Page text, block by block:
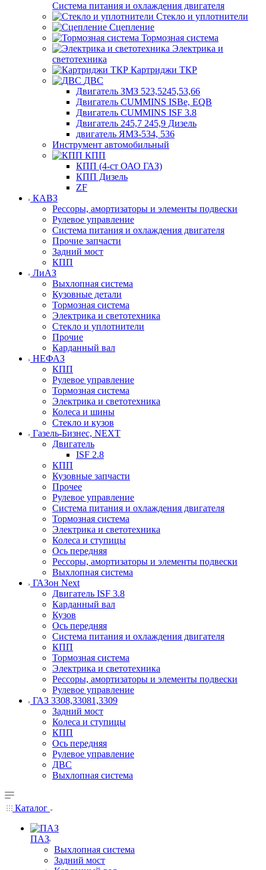
Система питания и охлаждения двигателя
Стекло и уплотнители
Сцепление
Тормозная система
Электрика и
светотехника
Картриджи ТКР
ДВС
Двигатель ЗМЗ 523,5245,53,66
Двигатель CUMMINS ISBe, EQB
Двигатель CUMMINS ISF 3.8
Двигатель 245,7 245,9 Дизель
двигатель ЯМЗ-534, 536
Инструмент автомобильный
КПП
КПП (4-ст ОАО ГАЗ)
КПП Дизель
ZF
КАВЗ
Рессоры, амортизаторы и элементы подвески
Рулевое управление
Система питания и охлаждения двигателя
Прочие запчасти
Задний мост
КПП
ЛиАЗ
Выхлопная система
Кузовные детали
Тормозная система
Электрика и светотехника
Стекло и уплотнители
Прочие
Карданный вал
НЕФАЗ
КПП
Рулевое управление
Тормозная система
Электрика и светотехника
Колеса и шины
Стекло и кузов
Газель-Бизнес, NEXT
Двигатель
ISF 2.8
КПП
Кузовные запчасти
Прочее
Рулевое управление
Система питания и охлаждения двигателя
Тормозная система
Электрика и светотехника
Колеса и ступицы
Ось передняя
Рессоры, амортизаторы и элементы подвески
Выхлопная система
ГАЗон Next
Двигатель ISF 3.8
Карданный вал
Кузов
Ось передняя
Система питания и охлаждения двигателя
КПП
Тормозная система
Электрика и светотехника
Рессоры, амортизаторы и элементы подвески
Рулевое управление
ГАЗ 3308,33081,3309
Задний мост
Колеса и ступицы
КПП
Ось передняя
Рулевое управление
ДВС
Выхлопная система
Каталог
ПАЗ
Выхлопная система
Задний мост